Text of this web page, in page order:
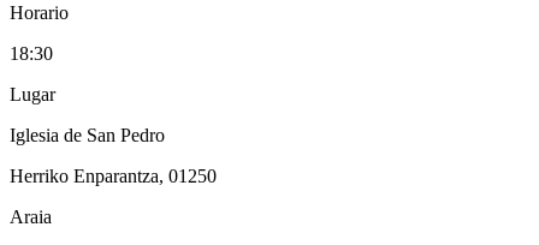
Horario
18:30
Lugar
Iglesia de San Pedro
Herriko Enparantza, 01250
Araia